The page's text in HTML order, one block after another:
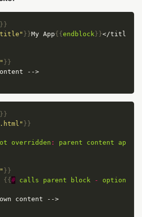
}}
}}My App{{ endblock }}</titl
}}
}}
}}
overridden : parent content
ap
}}
{{ # calls parent block -
option